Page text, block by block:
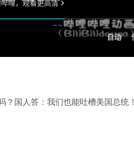
国人答：我们也能吐槽美国总统！